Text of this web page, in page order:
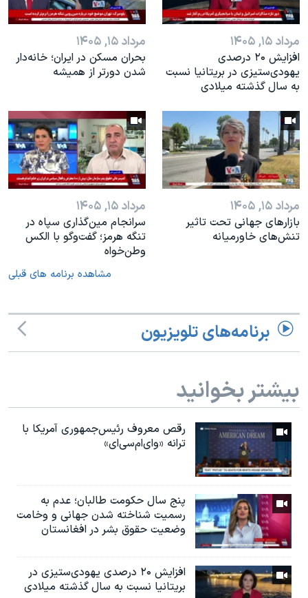
مرداد ۱۵, ۱۴۰۵
افزایش ۲۰ درصدی
یهودی‌ستیزی در بریتانیا نسبت
به سال گذشته میلادی
مرداد ۱۵, ۱۴۰۵
بحران مسکن در ایران؛ خانه‌دار
شدن دورتر از همیشه
مرداد ۱۵, ۱۴۰۵
بازارهای جهانی تحت تاثیر
تنش‌های خاورمیانه
مرداد ۱۵, ۱۴۰۵
سرانجام مین‌گذاری‌ سپاه در
تنگه هرمز؛ گفت‌وگو با الکس
وطن‌خواه
مشاهده برنامه های قبلی
برنامه‌های تلویزیون
بیشتر بخوانید
رقص معروف رئیس‌جمهوری آمریکا با
ترانه «وای‌ام‌سی‌ای»
پنج سال حکومت طالبان؛ عدم به
رسمیت شناخته شدن جهانی و وخامت
وضعیت حقوق بشر در افغانستان
افزایش ۲۰ درصدی یهودی‌ستیزی در
بریتانیا نسبت به سال گذشته میلادی